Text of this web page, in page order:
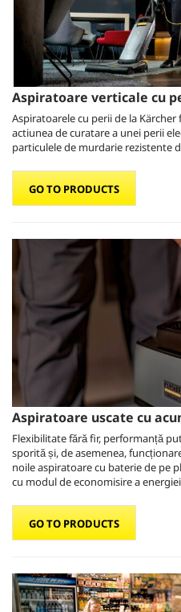
Aspiratoare verticale cu
Aspiratoarele cu perii de la
actiunea de curatare a unei perii
particulele de murdarie rezistente
GO TO PRODUCTS
Aspiratoare uscate cu
Flexibilitate fără fir, performanță
sporită și, de asemenea,
noile aspiratoare cu baterie de pe
cu modul de economisire a
GO TO PRODUCTS